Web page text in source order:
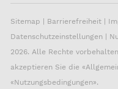
Sitemap | Barrierefreiheit |
Datenschutzeinstellungen |
2026. Alle Rechte
akzeptieren Sie die «
«Nutzungsbedingungen».